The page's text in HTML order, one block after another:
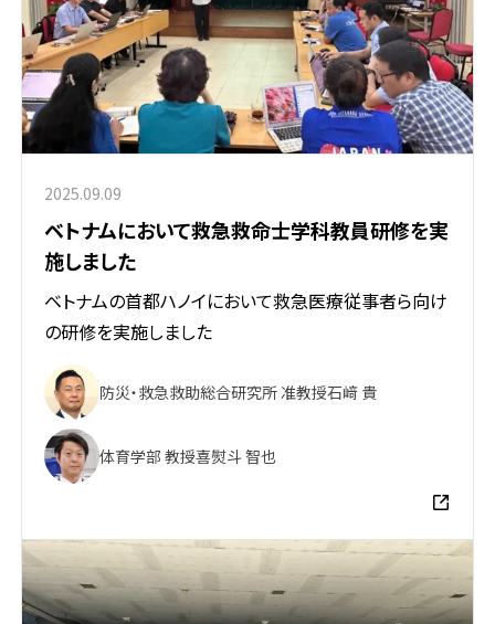
2025.09.09
ベトナムにおいて救急救命士学科教員研修を実
施しました
ベトナムの首都ハノイにおいて救急医療従事者ら向け
の研修を実施しました
防災・救急救助総合研究所 准教授石﨑 貴
体育学部 教授喜熨斗 智也